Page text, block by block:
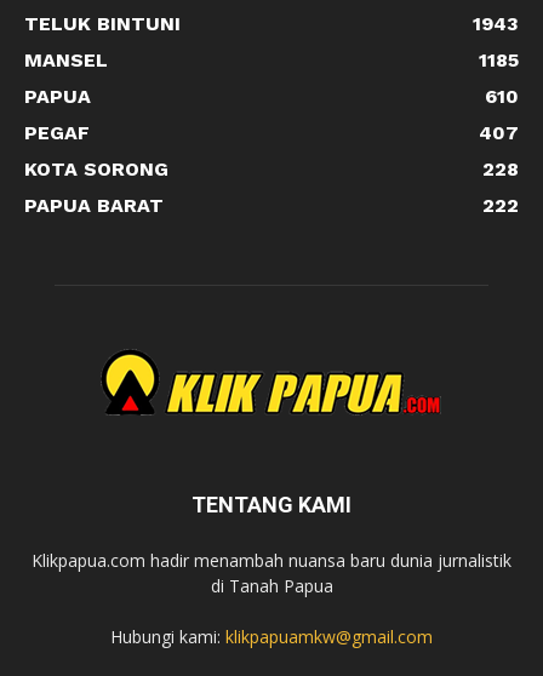
TELUK BINTUNI
1943
MANSEL
1185
PAPUA
610
PEGAF
407
KOTA SORONG
228
PAPUA BARAT
222
TENTANG KAMI
Klikpapua.com hadir menambah nuansa baru dunia jurnalistik
di Tanah Papua
Hubungi kami: klikpapuamkw@gmail.com